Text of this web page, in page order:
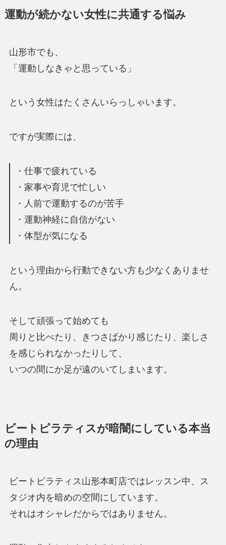
運動が続かない女性に共通する悩み
山形市でも、
「運動しなきゃと思っている」
という女性はたくさんいらっしゃいます。
ですが実際には、
・仕事で疲れている
・家事や育児で忙しい
・人前で運動するのが苦手
・運動神経に自信がない
・体型が気になる
という理由から行動できない方も少なくありませ
ん。
そして頑張って始めても
周りと比べたり、きつさばかり感じたり、楽しさ
を感じられなかったりして、
いつの間にか足が遠のいてしまいます。
ビートピラティスが暗闇にしている本当
の理由
ビートピラティス山形本町店ではレッスン中、ス
タジオ内を暗めの空間にしています。
それはオシャレだからではありません。